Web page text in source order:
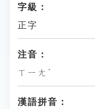
字級：
正字
注音：
ㄒㄧㄤˊ
漢語拼音：